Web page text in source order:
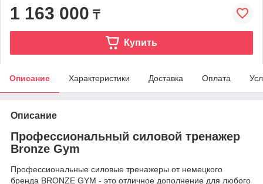
1 163 000 ₸
Купить
Описание Характеристики Доставка Оплата
Описание
Профессиональный силовой тренажер
Bronze Gym
Профессиональные силовые тренажеры от немецкого
бренда BRONZE GYM - это отличное дополнение для любого